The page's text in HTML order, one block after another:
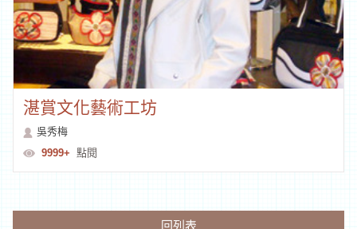
湛賞文化藝術工坊
吳秀梅
9999+ 點閱
回列表